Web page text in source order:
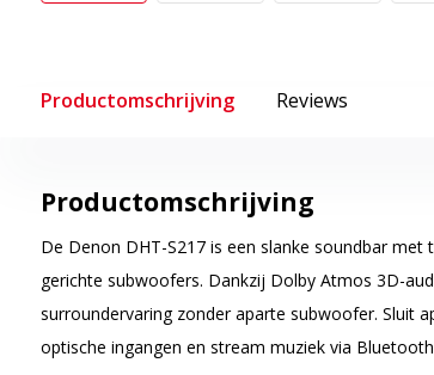
Productomschrijving Reviews
Productomschrijving
De Denon DHT-S217 is een slanke soundbar
gerichte subwoofers. Dankzij Dolby Atmos 3D-
surroundervaring zonder aparte subwoofer. Sluit
optische ingangen en stream muziek via